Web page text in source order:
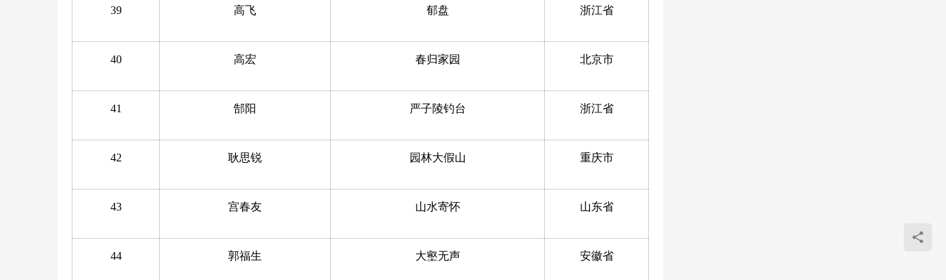
39 高飞 郁盘 浙江省
40 高宏 春归家园 北京市
41 郜阳 严子陵钓台 浙江省
42 耿思锐 园林大假山 重庆市
43 宫春友 山水寄怀 山东省
44 郭福生 大壑无声 安徽省